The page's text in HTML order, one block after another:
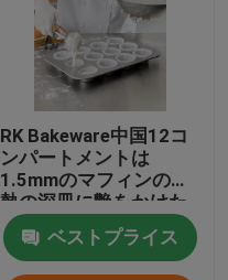
RK Bakeware中国12コ
ンパートメントは
1.5mmのマフィンの耐
熱の深皿に艶をかけた
アルミニウムで処理さ
れた鋼鉄をフルーティ
ングを施した
ベストプライス